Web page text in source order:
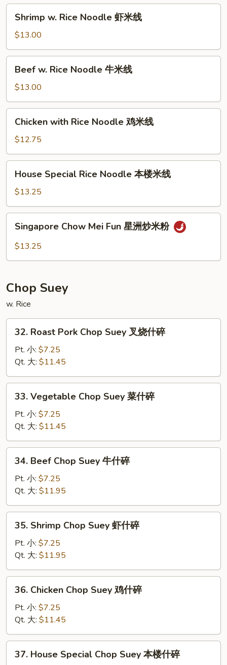
Noodle
线
Rice
Noodle
虾
Shrimp w. Rice Noodle 虾米线
$13.00
Rice
Noodle
牛
Beef w. Rice Noodle 牛米线
$13.00
with
Rice
Noodle
鸡
Chicken with Rice Noodle 鸡米线
$12.75
Special
Rice
Noodle
本
House Special Rice Noodle 本楼米线
$13.25
Chow
Mei
炒
米
粉
Singapore Chow Mei Fun 星洲炒米粉
$13.25
Chop Suey
w. Rice
Roast
Pork
Chop
Suey
叉
32. Roast Pork Chop Suey 叉烧什碎
Pt. 小: $7.25
Qt. 大: $11.45
Vegetable
Chop
Suey
菜
什
33. Vegetable Chop Suey 菜什碎
Pt. 小: $7.25
Qt. 大: $11.45
Beef
Chop
Suey
牛
什
34. Beef Chop Suey 牛什碎
Pt. 小: $7.25
Qt. 大: $11.95
Shrimp
Chop
Suey
虾
什
35. Shrimp Chop Suey 虾什碎
Pt. 小: $7.25
Qt. 大: $11.95
Chicken
Chop
Suey
鸡
什
36. Chicken Chop Suey 鸡什碎
Pt. 小: $7.25
Qt. 大: $11.45
House
37. House Special Chop Suey 本楼什碎